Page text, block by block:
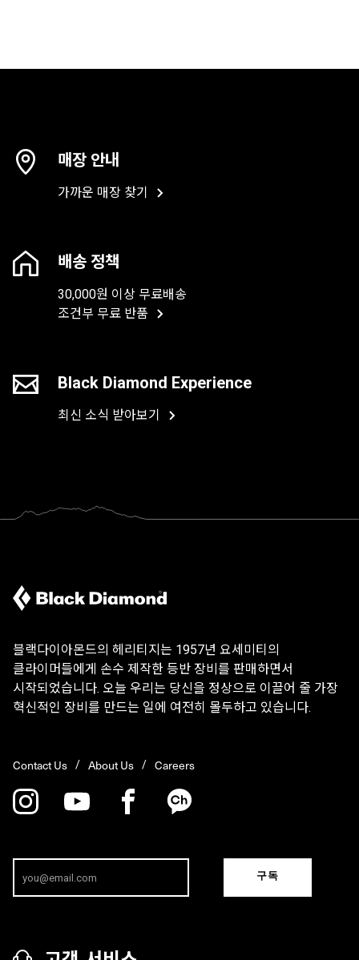
매장 안내
가까운 매장 찾기
배송 정책
30,000원 이상 무료배송
조건부 무료 반품
Black Diamond Experience
최신 소식 받아보기
블랙다이아몬드의 헤리티지는 1957년 요세미티의
클라이머들에게 손수 제작한 등반 장비를 판매하면서
시작되었습니다. 오늘 우리는 당신을 정상으로 이끌어 줄 가장
혁신적인 장비를 만드는 일에 여전히 몰두하고 있습니다.
Contact Us About Us Careers
구독